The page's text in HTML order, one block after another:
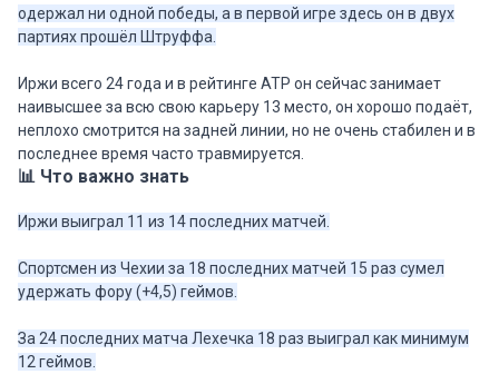
одержал ни одной победы, а в первой игре здесь он в двух
партиях прошёл Штруффа.
Иржи всего 24 года и в рейтинге ATP он сейчас занимает
наивысшее за всю свою карьеру 13 место, он хорошо подаёт,
неплохо смотрится на задней линии, но не очень стабилен и в
последнее время часто травмируется.
📊 Что важно знать
Иржи выиграл 11 из 14 последних матчей.
Спортсмен из Чехии за 18 последних матчей 15 раз сумел
удержать фору (+4,5) геймов.
За 24 последних матча Лехечка 18 раз выиграл как минимум
12 геймов.